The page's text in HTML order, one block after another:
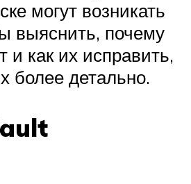
могут возникать
выяснить, почему
и как их исправить,
более детально.